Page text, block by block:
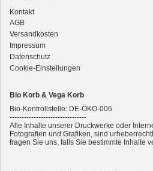
3er-SET Bio Sticks Soft (weiche
2er-SET Condimento
Kontakt
AGB
Versandkosten
Impressum
Datenschutz
Cookie-Einstellungen
Bio Korb & Vega Korb
Bio-Kontrollstelle: DE-ÖKO-006
--------------------------------
Alle Inhalte unserer Druckwerke oder
Fotografien und Grafiken, sind
fragen Sie uns, falls Sie bestimmte Inhalte